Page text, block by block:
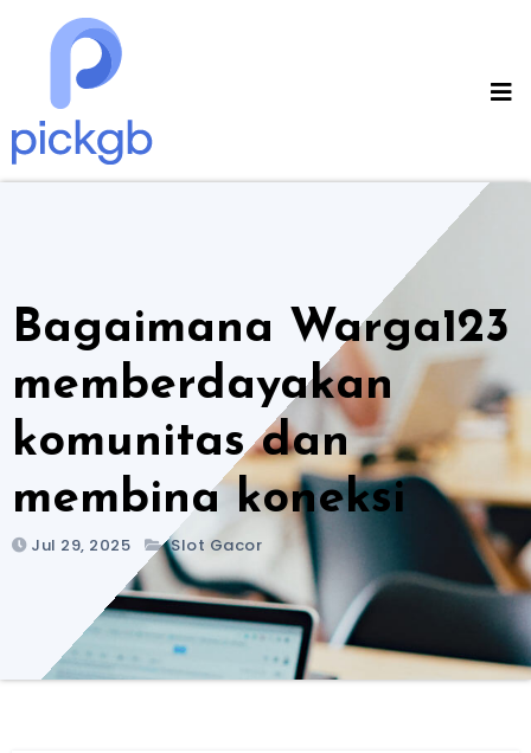
Bagaimana Warga123
memberdayakan
komunitas dan
membina koneksi
Jul 29, 2025 Slot Gacor